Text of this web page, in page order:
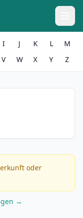
I J K L
M
V W X Y Z
oder
→